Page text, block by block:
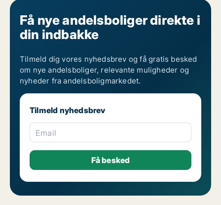
Få nye andelsboliger direkte i
din indbakke
Tilmeld dig vores nyhedsbrev og få gratis besked
om nye andelsboliger, relevante muligheder og
nyheder fra andelsboligmarkedet.
Tilmeld nyhedsbrev
Email